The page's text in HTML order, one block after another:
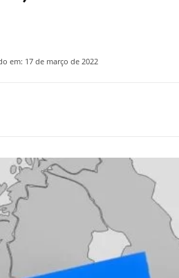
em: 17 de março de 2022